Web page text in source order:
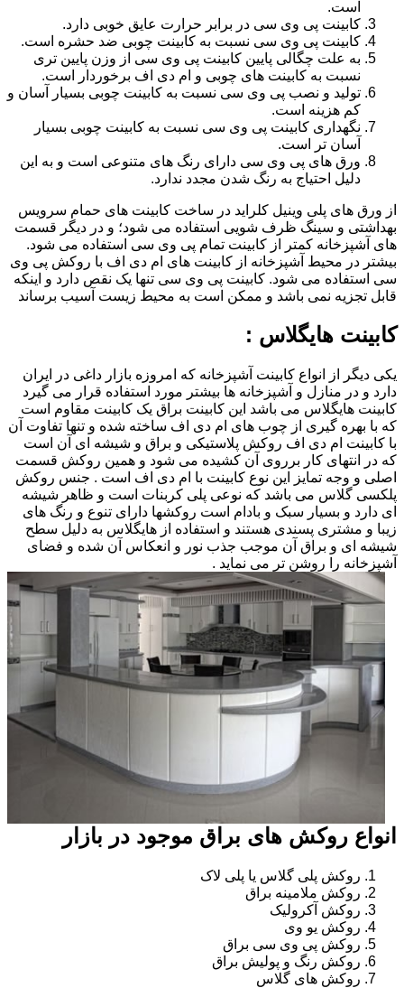
است.
کابینت پی وی سی در برابر حرارت عایق خوبی دارد.
کابینت پی وی سی نسبت به کابینت چوبی ضد حشره است.
به علت چگالی پایین کابینت پی وی سی از وزن پایین تری
نسبت به کابینت های چوبی و ام دی اف برخوردار است.
تولید و نصب پی وی سی نسبت به کابینت چوبی بسیار آسان و
کم هزینه است.
نگهداری کابینت پی وی سی نسبت به کابینت چوبی بسیار
آسان تر است.
ورق های پی وی سی دارای رنگ های متنوعی است و به این
دلیل احتیاج به رنگ شدن مجدد ندارد.
از ورق های پلی وینیل کلراید در ساخت کابینت های حمام سرویس
بهداشتی و سینگ ظرف شویی استفاده می شود؛ و در دیگر قسمت
های آشپزخانه کمتر از کابینت تمام پی وی سی استفاده می شود.
بیشتر در محیط آشپزخانه از کابینت های ام دی اف با روکش پی وی
سی استفاده می شود. کابینت پی وی سی تنها یک نقص دارد و اینکه
قابل تجزیه نمی باشد و ممکن است به محیط زیست آسیب برساند
کابینت هایگلاس :
یکی دیگر از انواع کابینت آشپزخانه که امروزه بازار داغی در ایران
دارد و در منازل و آشپزخانه ها بیشتر مورد استفاده قرار می گیرد
کابینت هایگلاس می باشد این کابینت براق یک کابینت مقاوم است
که با بهره گیری از چوب های ام دی اف ساخته شده و تنها تفاوت آن
با کابینت ام دی اف روکش پلاستیکی و براق و شیشه ای آن است
که در انتهای کار برروی آن کشیده می شود و همین روکش قسمت
اصلی و وجه تمایز این نوع کابینت با ام دی اف است . جنس روکش
پلکسی گلاس می باشد که نوعی پلی کربنات است و ظاهر شیشه
ای دارد و بسیار سبک و بادام است روکشها دارای تنوع و رنگ های
زیبا و مشتری پسندی هستند و استفاده از هایگلاس به دلیل سطح
شیشه ای و براق آن موجب جذب نور و انعکاس آن شده و فضای
آشپزخانه را روشن تر می نماید .
انواع روکش های براق موجود در بازار
روکش پلی گلاس یا پلی لاک
روکش ملامینه براق
روکش آکرولیک
روکش یو وی
روکش پی وی سی براق
روکش رنگ و پولیش براق
روکش های گلاس